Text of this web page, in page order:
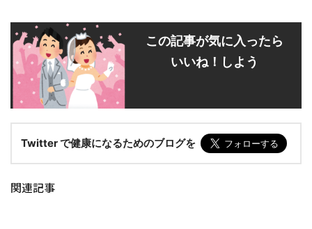
この記事が気に入ったら
いいね！しよう
Twitter で健康になるためのブログを
関連記事